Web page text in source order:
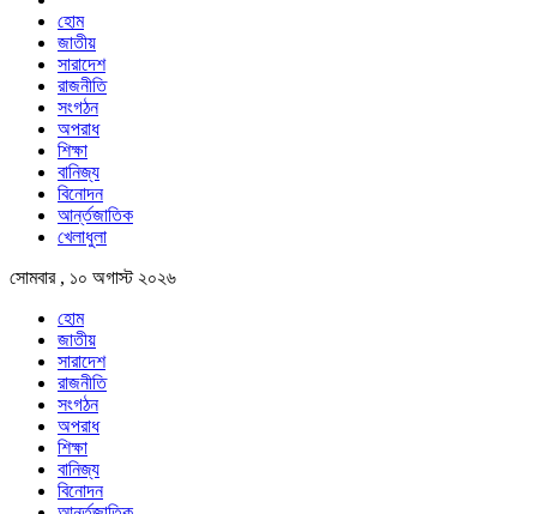
হোম
জাতীয়
সারাদেশ
রাজনীতি
সংগঠন
অপরাধ
শিক্ষা
বানিজ্য
বিনোদন
আর্ন্তজাতিক
খেলাধুলা
সোমবার , ১০ অগাস্ট ২০২৬
হোম
জাতীয়
সারাদেশ
রাজনীতি
সংগঠন
অপরাধ
শিক্ষা
বানিজ্য
বিনোদন